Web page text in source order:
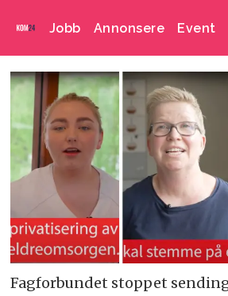
Jobb Annonsere Event
Fagforbundet stoppet